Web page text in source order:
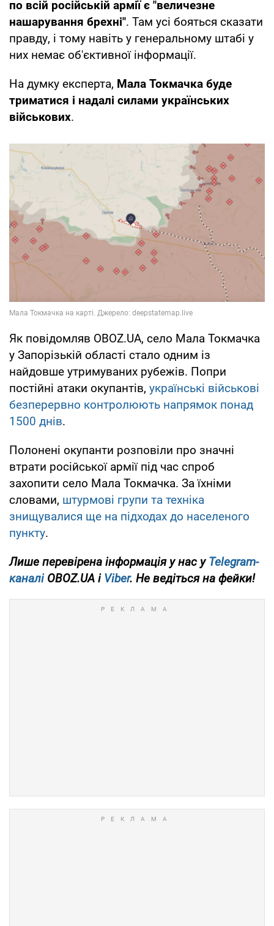
по всій російській армії є "величезне
нашарування брехні". Там усі бояться сказати
правду, і тому навіть у генеральному штабі у
них немає об'єктивної інформації.
На думку експерта, Мала Токмачка буде
триматися і надалі силами українських
військових.
Як повідомляв OBOZ.UA, село Мала Токмачка
у Запорізькій області стало одним із
найдовше утримуваних рубежів. Попри
постійні атаки окупантів, українські військові
безперервно контролюють напрямок понад
1500 днів.
Полонені окупанти розповіли про значні
втрати російської армії під час спроб
захопити село Мала Токмачка. За їхніми
словами, штурмові групи та техніка
знищувалися ще на підходах до населеного
пункту.
Лише перевірена інформація у нас уTelegram-
каналіOBOZ.UA і Viber. Не ведіться на фейки!